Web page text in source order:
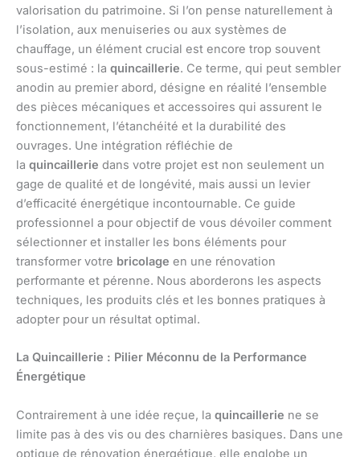
valorisation du patrimoine. Si l’on pense naturellement à
l’isolation, aux menuiseries ou aux systèmes de
chauffage, un élément crucial est encore trop souvent
sous-estimé : la quincaillerie. Ce terme, qui peut sembler
anodin au premier abord, désigne en réalité l’ensemble
des pièces mécaniques et accessoires qui assurent le
fonctionnement, l’étanchéité et la durabilité des
ouvrages. Une intégration réfléchie de
la quincaillerie dans votre projet est non seulement un
gage de qualité et de longévité, mais aussi un levier
d’efficacité énergétique incontournable. Ce guide
professionnel a pour objectif de vous dévoiler comment
sélectionner et installer les bons éléments pour
transformer votre bricolage en une rénovation
performante et pérenne. Nous aborderons les aspects
techniques, les produits clés et les bonnes pratiques à
adopter pour un résultat optimal.
La Quincaillerie : Pilier Méconnu de la Performance
Énergétique
Contrairement à une idée reçue, la quincaillerie ne se
limite pas à des vis ou des charnières basiques. Dans une
optique de rénovation énergétique, elle englobe un